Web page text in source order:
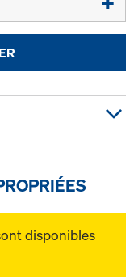
disponibles